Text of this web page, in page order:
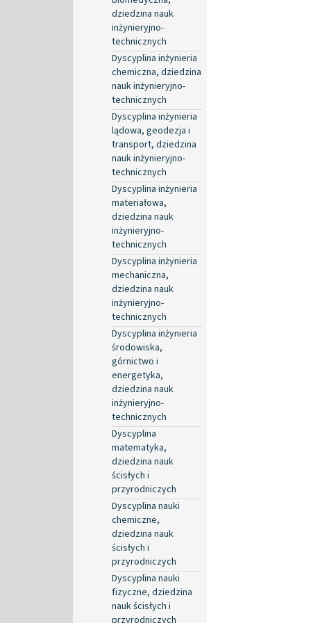
dziedzina nauk
inżynieryjno-
technicznych
Dyscyplina inżynieria
chemiczna, dziedzina
nauk inżynieryjno-
technicznych
Dyscyplina inżynieria
lądowa, geodezja i
transport, dziedzina
nauk inżynieryjno-
technicznych
Dyscyplina inżynieria
materiałowa,
dziedzina nauk
inżynieryjno-
technicznych
Dyscyplina inżynieria
mechaniczna,
dziedzina nauk
inżynieryjno-
technicznych
Dyscyplina inżynieria
środowiska,
górnictwo i
energetyka,
dziedzina nauk
inżynieryjno-
technicznych
Dyscyplina
matematyka,
dziedzina nauk
ścisłych i
przyrodniczych
Dyscyplina nauki
chemiczne,
dziedzina nauk
ścisłych i
przyrodniczych
Dyscyplina nauki
fizyczne, dziedzina
nauk ścisłych i
przyrodniczych